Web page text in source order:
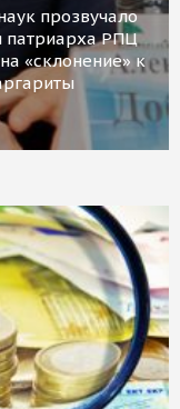
прозвучало
патриарха РПЦ
«склонение» к